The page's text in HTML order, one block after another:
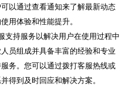
以通过查看通知来了解最新动态
用体验和性能提升。
支持服务以解决用户在使用过程中
员组成并具备丰富的经验和专业
务。您可以通过拨打客服热线或
得到及时回应和解决方案。